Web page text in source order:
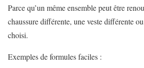
Parce qu’un même ensemble peut être
chaussure différente, une veste différente
choisi.
Exemples de formules faciles :